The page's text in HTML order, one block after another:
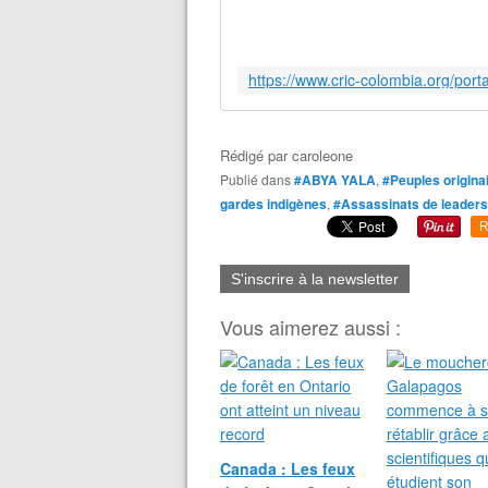
Rédigé parcaroleone
Publié dans#ABYA YALA, #Peuples
gardes indigènes, #Assassinats de
S'inscrire à la newsletter
Vous aimerez aussi :
Canada : Les feux